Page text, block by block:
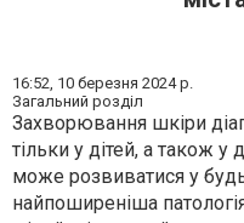
16:52, 10 березня 2024 р.
Загальний розділ
Захворювання шкіри
тільки у дітей, а також
може розвиватися у
найпоширеніша